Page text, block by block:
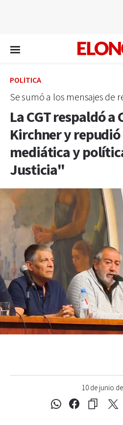
POLÍTICA
Se sumó a los mensajes de
La CGT respaldó a
Kirchner y
mediática y
Justicia"
10 de junio